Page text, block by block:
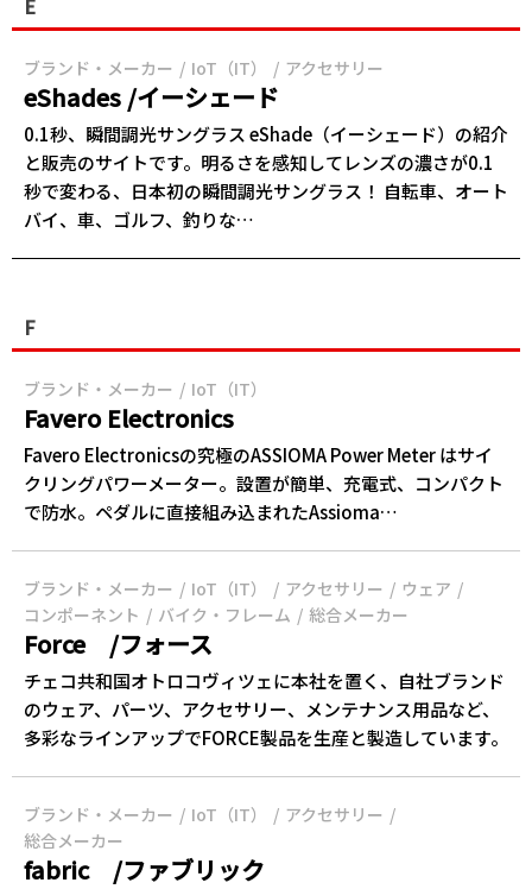
E
ブランド・メーカー IoT（IT） アクセサリー
eShades /イーシェード
0.1秒、瞬間調光サングラス eShade（イーシェード）の紹介
と販売のサイトです。明るさを感知してレンズの濃さが0.1
秒で変わる、日本初の瞬間調光サングラス！ 自転車、オート
バイ、車、ゴルフ、釣りな…
F
ブランド・メーカー IoT（IT）
Favero Electronics
Favero Electronicsの究極のASSIOMA Power Meter はサイ
クリングパワーメーター。設置が簡単、充電式、コンパクト
で防水。ペダルに直接組み込まれたAssioma…
ブランド・メーカー IoT（IT） アクセサリー
ウェア
コンポーネント
バイク・フレーム 総合メーカー
Force /フォース
チェコ共和国オトロコヴィツェに本社を置く、自社ブランド
のウェア、パーツ、アクセサリー、メンテナンス用品など、
多彩なラインアップでFORCE製品を生産と製造しています。
ブランド・メーカー IoT（IT）
アクセサリー
総合メーカー
fabric /ファブリック